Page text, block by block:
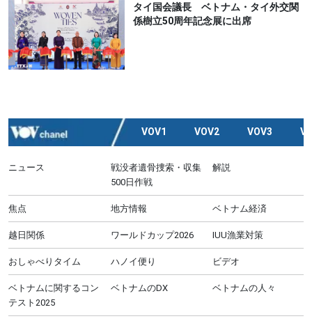
タイ国会議長 ベトナム・タイ外交関
係樹立50周年記念展に出席
VOV1 VOV2 VOV3
ニュース
戦没者遺骨捜索・収集
500日作戦
解説
焦点 地方情報 ベトナム経済
越日関係 ワールドカップ2026 IUU漁業対策
おしゃべりタイム ハノイ便り ビデオ
ベトナムに関するコン
テスト2025
ベトナムのDX ベトナムの人々